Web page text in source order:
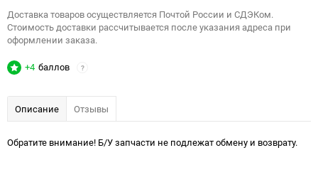
Доставка товаров осуществляется Почтой России и СДЭКом.
Стоимость доставки рассчитывается после указания адреса при
оформлении заказа.
+4 баллов ?
Описание Отзывы
Обратите внимание! Б/У запчасти не подлежат обмену и возврату.